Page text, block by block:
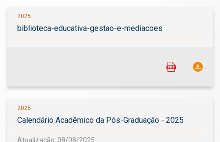
2025
biblioteca-educativa-gestao-e-mediacoes
2025
Calendário Acadêmico da Pós-Graduação - 2025
Atualização: 08/08/2025